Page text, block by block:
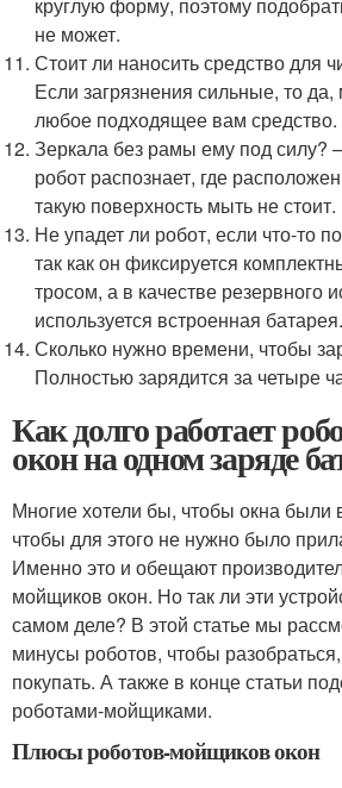
круглую форму, поэтому
не может.
Стоит ли наносить средство для
Если загрязнения сильные, то
любое подходящее вам средство.
Зеркала без рамы ему под силу?
робот распознает, где
такую поверхность мыть не стоит.
Не упадет ли робот, если что-то
так как он фиксируется
тросом, а в качестве резервного
используется встроенная батарея.
Сколько нужно времени, чтобы
Полностью зарядится за четыре
Как долго работает
окон на одном заряде
Многие хотели бы, чтобы окна были
чтобы для этого не нужно было
Именно это и обещают
мойщиков окон. Но так ли эти
самом деле? В этой статье мы
минусы роботов, чтобы
покупать. А также в конце статьи
роботами-мойщиками.
Плюсы роботов-мойщиков окон